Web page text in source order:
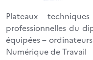
Plateaux
professionnelles du
équipées –
Numérique de Travail